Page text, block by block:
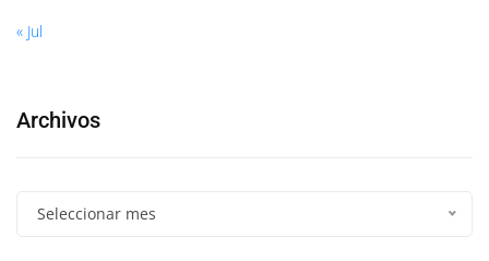
« Jul
Archivos
Seleccionar mes